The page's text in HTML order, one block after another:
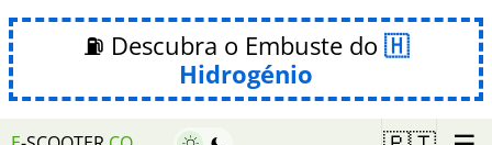
⛽ Descubra o Embuste do
Hidrogénio